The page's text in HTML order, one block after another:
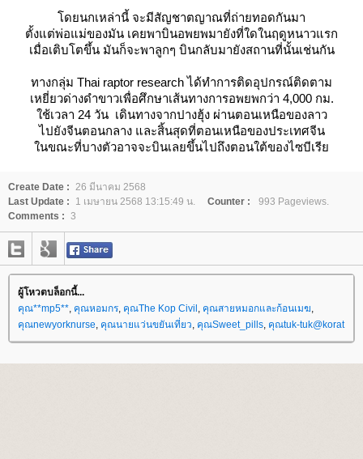
ดยนกเหล่านี้ จะมีสัญชาตญาณที่ถ่ายทอดกันมา
ตั้งแต่พ่อแม่ของมัน เคยพาบินอพยพมายังที่ใดในฤดูหนาวแรก
เมื่อเติบโตขึ้น มันก็จะพาลูกๆ บินกลับมายังสถานที่นั้นเช่นกัน
ทางกลุ่ม Thai raptor research ได้ทำการติดอุปกรณ์ติดตาม
เหยี่ยวด่างดำขาวเพื่อศึกษาเส้นทางการอพยพกว่า 4,000 กม.
ช้เวลา 24 วัน เดินทางจากปางฮุ้ง ผ่านตอนเหนือของลาว
ไปยังจีนตอนกลาง และสิ้นสุดที่ตอนเหนือของประเทศจีน
นขณะที่บางตัวอาจจะบินเลยขึ้นไปถึงตอนใต้ของไซบีเรี
Create Date : 26 มีนาคม 2568
Last Update :
1 เมษายน 2568 13:15:49 น. Counter :
993 Pageviews.
Comments : 3
ผู้โหวตบล็อกนี้...
คุณ**mp5**, คุณหอมกร, คุณThe Kop Civil , คุณสายหมอกและก้อนเมฆ,
คุณnewyorknurse, คุณนายแว่นขยันเที่ยว, คุณSweet_pills, คุณtuk-tuk@korat